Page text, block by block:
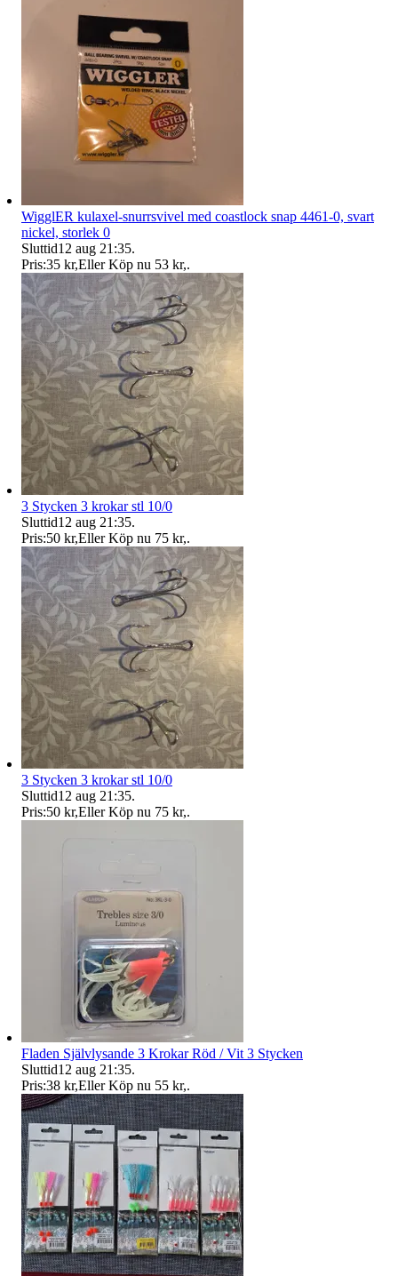
WigglER kulaxel-snurrsvivel med coastlock snap 4461-0, svart
nickel, storlek 0
Sluttid12 aug 21:35.
Pris:35 kr,Eller Köp nu 53 kr,.
3 Stycken 3 krokar stl 10/0
Sluttid12 aug 21:35.
Pris:50 kr,Eller Köp nu 75 kr,.
3 Stycken 3 krokar stl 10/0
Sluttid12 aug 21:35.
Pris:50 kr,Eller Köp nu 75 kr,.
Fladen Självlysande 3 Krokar Röd / Vit 3 Stycken
Sluttid12 aug 21:35.
Pris:38 kr,Eller Köp nu 55 kr,.